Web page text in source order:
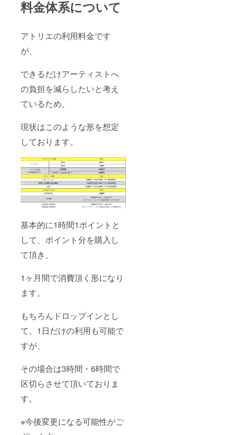
料金体系について
アトリエの利用料金です
が、
できるだけアーティストへ
の負担を減らしたいと考え
ているため、
現状はこのような形を想定
しております。
基本的に1時間1ポイントと
して、ポイント分を購入し
て頂き、
1ヶ月間で消費頂く形になり
ます。
もちろんドロップインとし
て、1日だけの利用も可能で
すが、
その場合は3時間・6時間で
区切らさせて頂いておりま
す。
※今後変更になる可能性がご